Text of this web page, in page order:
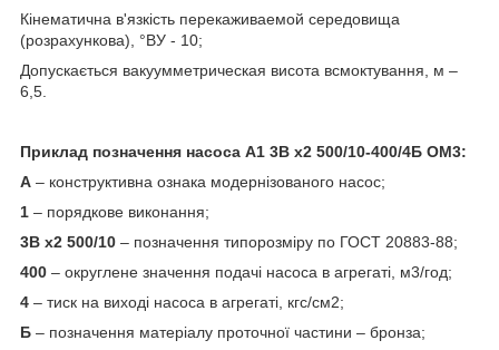
Кінематична в'язкість перекаживаемой середовища
(розрахункова), °ВУ - 10;
Допускається вакуумметрическая висота всмоктування, м –
6,5.
Приклад позначення насоса А1 3В х2 500/10-400/4Б ОМ3:
А – конструктивна ознака модернізованого насос;
1 – порядкове виконання;
3В х2 500/10 – позначення типорозміру по ГОСТ 20883-88;
400 – округлене значення подачі насоса в агрегаті, м3/год;
4 – тиск на виході насоса в агрегаті, кгс/см2;
Б – позначення матеріалу проточної частини – бронза;